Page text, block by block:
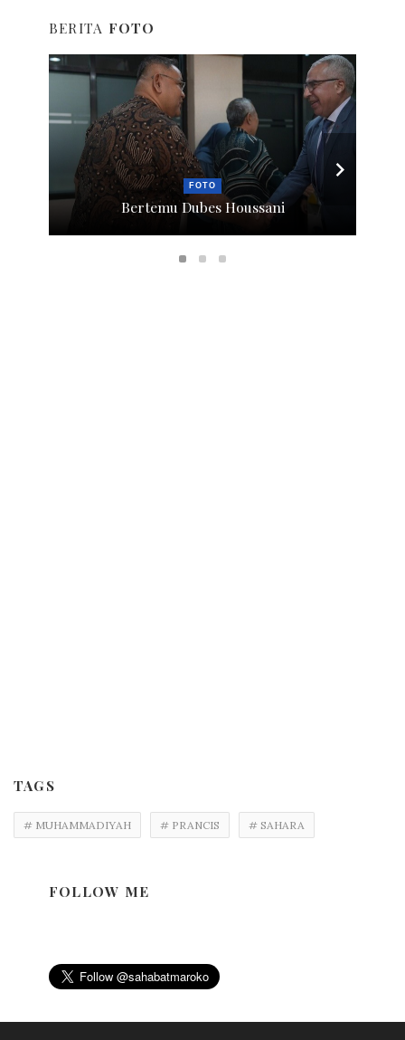
BERITA FOTO
FOTO
Bertemu Dubes Houssani
TAGS
# MUHAMMADIYAH # PRANCIS # SAHARA
FOLLOW ME